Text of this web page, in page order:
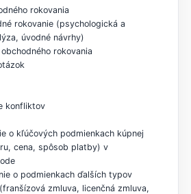
rokovania
rokovanie (psychologická a
úvodné návrhy)
rokovania
konfliktov
o kľúčových podmienkach kúpnej
cena, spôsob platby) v
o podmienkach ďalších typov
zmluva, licenčná zmluva,